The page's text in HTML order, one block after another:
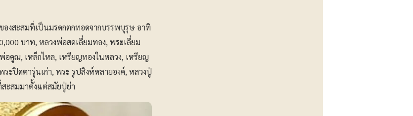
งสะสมที่เป็นมรดกตกทอดจากบรรพบุรุษ อาทิ
บาท, หลวงพ่อสดเลี่ยมทอง, พระเลี่ยม
คูณ, เหล็กไหล, เหรียญทองในหลวง, เหรียญ
ะปิดตารุ่นเก่า, พระ รูปสิงห์หลายองค์, หลวงปู่
สะสมมาตั้งแต่สมัยปู่ย่า